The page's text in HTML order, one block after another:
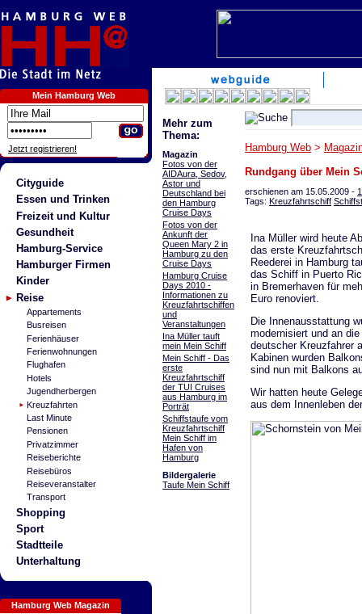
Mein Hamburg Web
Jetzt registrieren!
Cityguide
Essen und Trinken
Freizeit und Kultur
Gesundheit
Hamburg-Service
Hamburger Firmen
Kinder
Reise
Appartements
Busreisen
Ferienhäuser
Ferienwohnungen
Flughafen
Hotels
Jugendherbergen
Kreuzfahrten
Last Minute
Pensionen
Privatzimmer
Reiseberichte
Reisebüros
Reiseveranstalter
Transport
Shopping
Sport
Stadtteile
Unterhaltung
Hamburg Web Magazin
Mehr zum
Thema:
Magazin
Fotos von der
AIDAura, Sedov,
Astor und
Deutschland bei
den Hamburg
Cruise Days
Fotos von der
Ankunft der
Queen Mary 2 in
Hamburg zu den
Cruise Days
Hamburg Cruise
Days 2010 -
Informationen zu
Kreuzfahrtschiffen
und
Veranstaltungen
Ina Müller tauft
mein Mein Schiff
Mein Schiff - Das
erste
Kreuzfahrtschiff
der TUI Cruises
aus Hamburg im
Porträt
Schiffstaufe vom
Kreuzfahrtschiff
Mein Schiff im
Hafen von
Hamburg
Bildergalerie
Taufe Mein Schiff
Hamburg Web >
Rundgang über Mein
erschienen am 15.05.2009 -
Tags: Kreuzfahrtschiff
Ina Müller wird heute
das erste
Reederei in Hamburg
das Schiff in Puerto
in Bremerhaven für
Euro renoviert.
Die Innenausstattung
modernisiert und an
deutscher Kreuzfahrer
Kabinen wurden
sind nun mit Balkons
Wir hatten heute
aus dem Innenleben